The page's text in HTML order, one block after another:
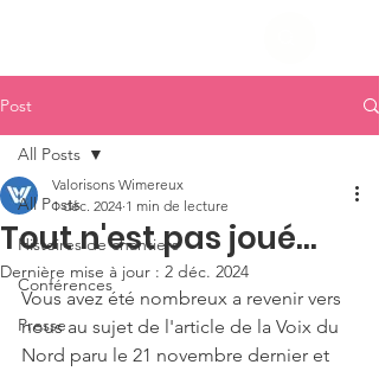
Post
All Posts
Histoires de chantiers
Conférences
Presse
All Posts
Tout n'est pas joué...
Valorisons Wimereux
1 déc. 2024 1 min de lecture
Dernière mise à jour : 2 déc. 2024
Vous avez été nombreux a revenir vers
nous au sujet de l'article de la Voix du
Nord paru le 21 novembre dernier et